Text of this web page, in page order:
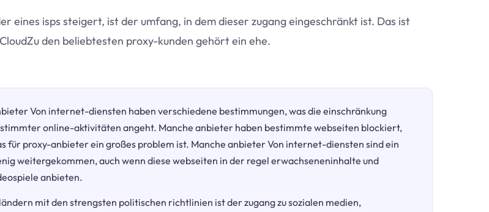
eines isps steigert, ist der umfang, in dem dieser zugang eingeschränkt ist. Das ist
den beliebtesten proxy-kunden gehört ein ehe.
Von internet-diensten haben verschiedene bestimmungen, was die einschränkung
online-aktivitäten angeht. Manche anbieter haben bestimmte webseiten blockiert,
für proxy-anbieter ein großes problem ist. Manche anbieter Von internet-diensten sind ein
weitergekommen, auch wenn diese webseiten in der regel erwachseneninhalte und
anbieten.
mit den strengsten politischen richtlinien ist der zugang zu sozialen medien,